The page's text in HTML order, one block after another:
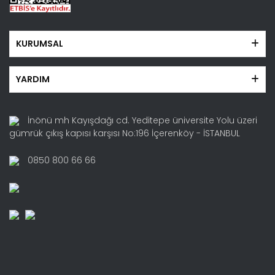
KURUMSAL
YARDIM
İnönü mh Kayışdağı cd. Yeditepe üniversite Yolu üzeri
gümrük çıkış kapısı karşısı No:196 İçerenköy - İSTANBUL
0850 800 66 66